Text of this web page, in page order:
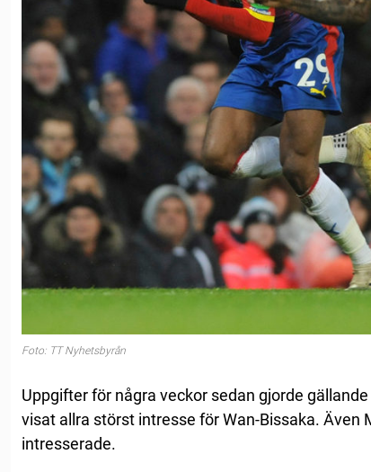
Foto: TT Nyhetsbyrån
Uppgifter för några veckor sedan gjorde
visat allra störst intresse för Wan-Bissaka. Även
intresserade.